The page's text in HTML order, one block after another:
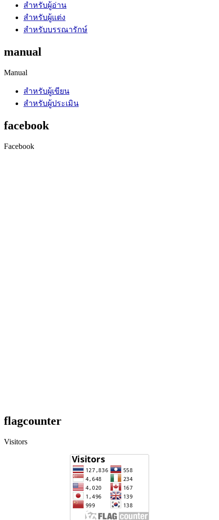
สำหรับผู้อ่าน
สำหรับผู้แต่ง
สำหรับบรรณารักษ์
manual
Manual
สำหรับผู้เขียน
สำหรับผู้ประเมิน
facebook
Facebook
flagcounter
Visitors